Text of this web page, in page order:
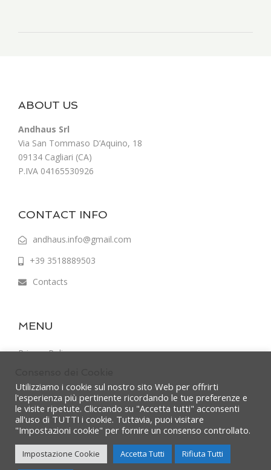
ABOUT US
Andhaus Srl
Via San Tommaso D’Aquino, 18
09134 Cagliari (CA)
P.IVA 04165530926
CONTACT INFO
andhaus.info@gmail.com
+39 3518889503
Contacts
MENU
Privacy Policy
Copyright @ Andhaus – Powered byMicro srl
Utilizziamo i cookie sul nostro sito Web per offrirti
l'esperienza più pertinente ricordando le tue preferenze e
le visite ripetute. Cliccando su "Accetta tutti" acconsenti
all'uso di TUTTI i cookie. Tuttavia, puoi visitare
"Impostazioni cookie" per fornire un consenso controllato.
Impostazione Cookie Accetta Tutti Rifiuta Tutti